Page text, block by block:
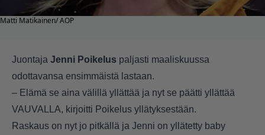
Matti Matikainen/ AOP
Juontaja Jenni Poikelus paljasti maaliskuussa
odottavansa ensimmäistä lastaan.
– Elämä se aina välillä yllättää ja nyt se päätti yllättää
VAUVALLA, kirjoitti Poikelus yllätyksestään.
Raskaus on nyt jo pitkällä ja Jenni on yllätetty baby